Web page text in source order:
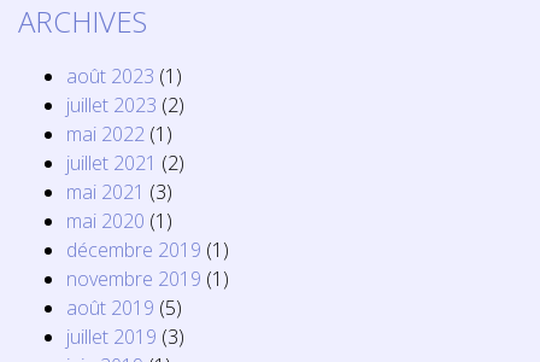
ARCHIVES
août 2023 (1)
juillet 2023 (2)
mai 2022 (1)
juillet 2021 (2)
mai 2021 (3)
mai 2020 (1)
décembre 2019 (1)
novembre 2019 (1)
août 2019 (5)
juillet 2019 (3)